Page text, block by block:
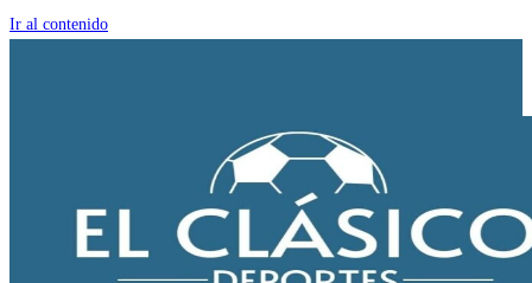
Ir al contenido